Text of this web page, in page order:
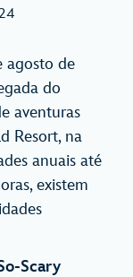
agosto de
do
aventuras
Resort, na
anuais até
existem
Scary